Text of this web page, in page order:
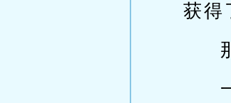
获得